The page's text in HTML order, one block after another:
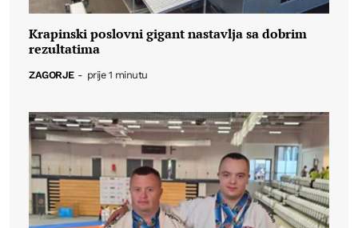
Krapinski poslovni gigant nastavlja sa dobrim
rezultatima
ZAGORJE - prije 1 minutu